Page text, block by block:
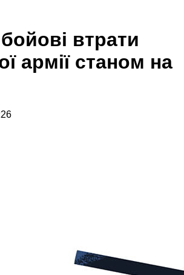
втрати
армії станом на